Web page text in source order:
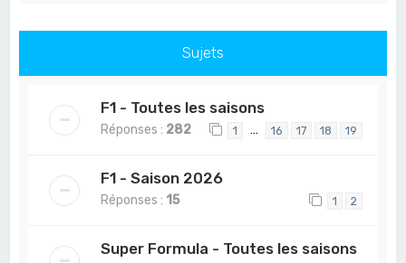
Sujets
F1 - Toutes les saisons
Réponses : 282 1 … 16 17 18 19
F1 - Saison 2026
Réponses : 15 1 2
Super Formula - Toutes les saisons